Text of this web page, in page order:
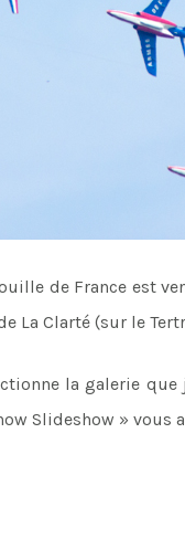
de France est
Clarté (sur le
la galerie
Slideshow » vous